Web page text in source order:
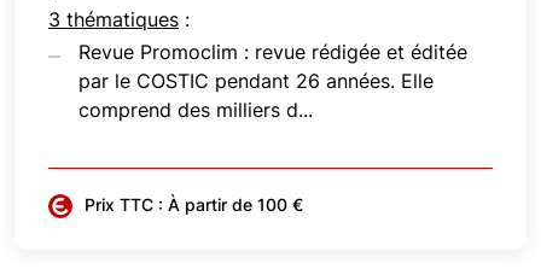
3 thématiques :
Revue Promoclim : revue rédigée et éditée
par le COSTIC pendant 26 années. Elle
comprend des milliers d...
Prix TTC : À partir de 100 €